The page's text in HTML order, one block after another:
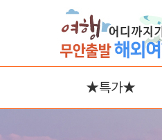
★특가★